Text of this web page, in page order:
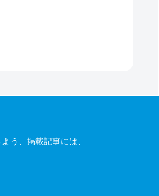
う、掲載記事には、